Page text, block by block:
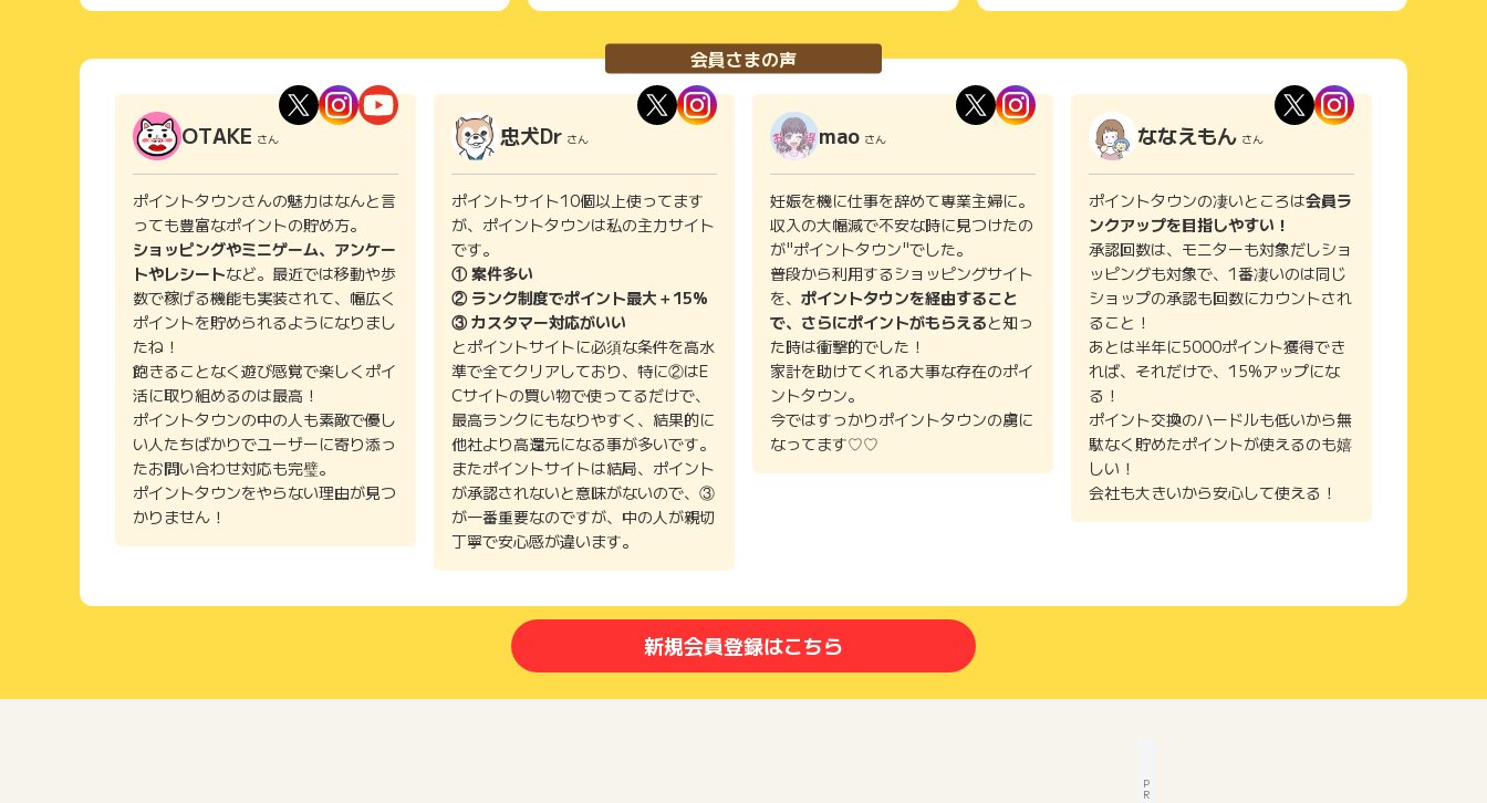
会員さまの声
OTAKE さん
ポイントタウンさんの魅力はなんと言
っても豊富なポイントの貯め方。
ショッピングやミニゲーム、アンケー
トやレシートなど。最近では移動や歩
数で稼げる機能も実装されて、幅広く
ポイントを貯められるようになりまし
たね！
飽きることなく遊び感覚で楽しくポイ
活に取り組めるのは最高！
ポイントタウンの中の人も素敵で優し
い人たちばかりでユーザーに寄り添っ
たお問い合わせ対応も完璧。
ポイントタウンをやらない理由が見つ
かりません！
忠犬Dr さん
ポイントサイト10個以上使ってます
が、ポイントタウンは私の主力サイト
です。
① 案件多い
② ランク制度でポイント最大＋15%
③ カスタマー対応がいい
とポイントサイトに必須な条件を高水
準で全てクリアしており、特に②はE
Cサイトの買い物で使ってるだけで、
最高ランクにもなりやすく、結果的に
他社より高還元になる事が多いです。
またポイントサイトは結局、ポイント
が承認されないと意味がないので、③
が一番重要なのですが、中の人が親切
丁寧で安心感が違います。
mao さん
妊娠を機に仕事を辞めて専業主婦に。
収入の大幅減で不安な時に見つけたの
が"ポイントタウン"でした。
普段から利用するショッピングサイト
を、 ポイントタウンを経由すること
で、さらにポイントがもらえると知っ
た時は衝撃的でした！
家計を助けてくれる大事な存在のポイ
ントタウン。
今ではすっかりポイントタウンの虜に
なってます♡♡
ななえもん さん
ポイントタウンの凄いところは会員ラ
ンクアップを目指しやすい！
承認回数は、モニターも対象だしショ
ッピングも対象で、1番凄いのは同じ
ショップの承認も回数にカウントされ
ること！
あとは半年に5000ポイント獲得でき
れば、それだけで、15%アップにな
る！
ポイント交換のハードルも低いから無
駄なく貯めたポイントが使えるのも嬉
しい！
会社も大きいから安心して使える！
新規会員登録はこちら
P
R